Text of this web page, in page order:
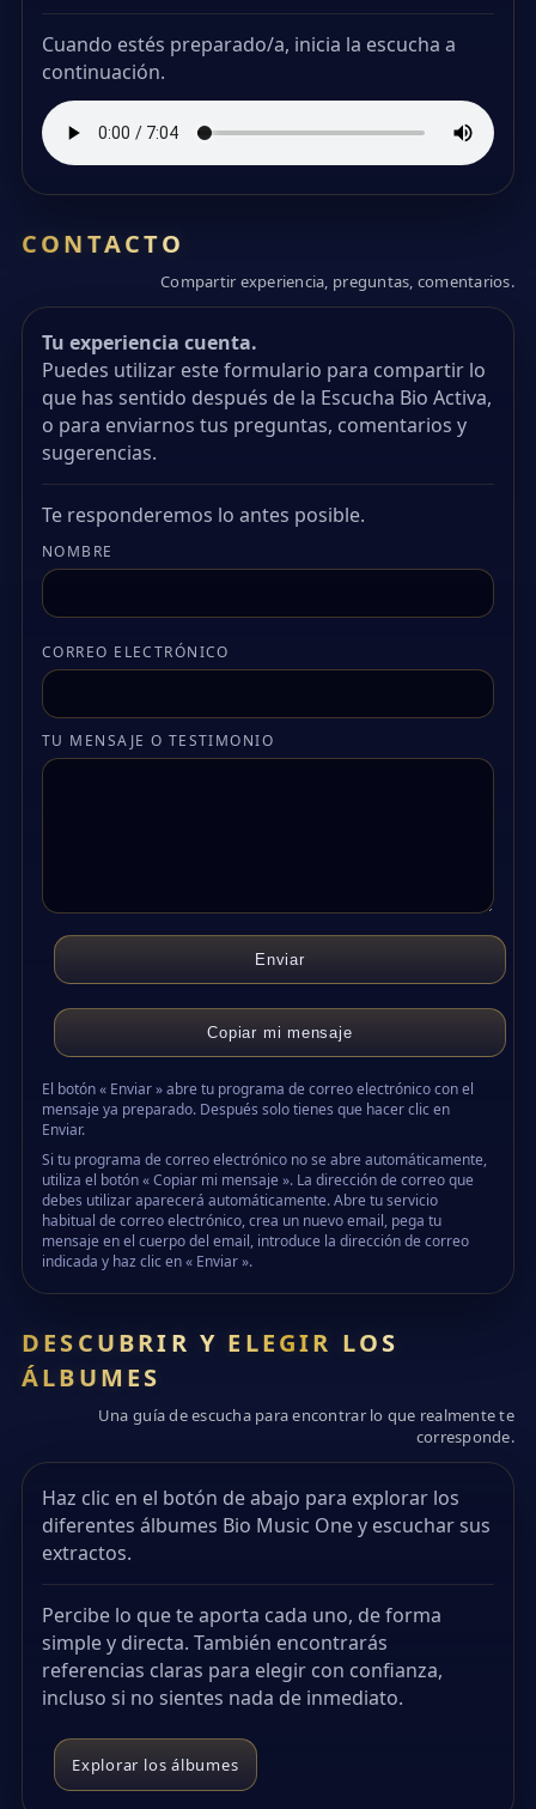
Cuando estés preparado/a, inicia la escucha a
continuación.
CONTACTO
Compartir experiencia, preguntas, comentarios.
Tu experiencia cuenta.
Puedes utilizar este formulario para compartir lo
que has sentido después de la Escucha Bio Activa,
o para enviarnos tus preguntas, comentarios y
sugerencias.
Te responderemos lo antes posible.
NOMBRE
CORREO ELECTRÓNICO
TU MENSAJE O TESTIMONIO
Enviar
Copiar mi mensaje
El botón « Enviar » abre tu programa de correo electrónico con el
mensaje ya preparado. Después solo tienes que hacer clic en
Enviar.
Si tu programa de correo electrónico no se abre automáticamente,
utiliza el botón « Copiar mi mensaje ». La dirección de correo que
debes utilizar aparecerá automáticamente. Abre tu servicio
habitual de correo electrónico, crea un nuevo email, pega tu
mensaje en el cuerpo del email, introduce la dirección de correo
indicada y haz clic en « Enviar ».
DESCUBRIR Y ELEGIR LOS
ÁLBUMES
Una guía de escucha para encontrar lo que realmente te
corresponde.
Haz clic en el botón de abajo para explorar los
diferentes álbumes Bio Music One y escuchar sus
extractos.
Percibe lo que te aporta cada uno, de forma
simple y directa. También encontrarás
referencias claras para elegir con confianza,
incluso si no sientes nada de inmediato.
Explorar los álbumes